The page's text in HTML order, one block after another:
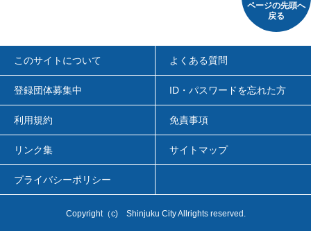
ページの先頭へ
戻る
このサイトについて よくある質問
登録団体募集中 ID・パスワードを忘れた方
利用規約 免責事項
リンク集 サイトマップ
プライバシーポリシー
Copyright（c) Shinjuku City Allrights reserved.